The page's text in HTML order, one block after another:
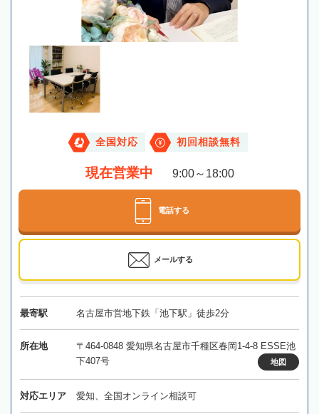
全国対応 初回相談無料
現在営業中 9:00～18:00
電話する
メールする
最寄駅 名古屋市営地下鉄「池下駅」徒歩2分
所在地
〒464-0848 愛知県名古屋市千種区春岡1-4-8 ESSE池
下407号
地図
対応エリア 愛知、全国オンライン相談可